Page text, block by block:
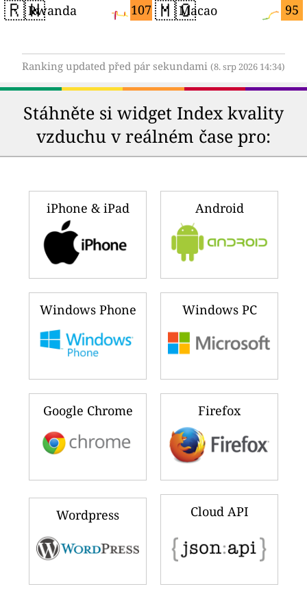
🇷🇼 107
Rwanda 🇲🇴 95
Macao
Ranking updated před pár sekundami (8. srp 2026 14:34)
Stáhněte si widget Index kvality
vzduchu v reálném čase pro:
iPhone & iPad Android
Windows Phone Windows PC
Google Chrome Firefox
Wordpress Cloud API